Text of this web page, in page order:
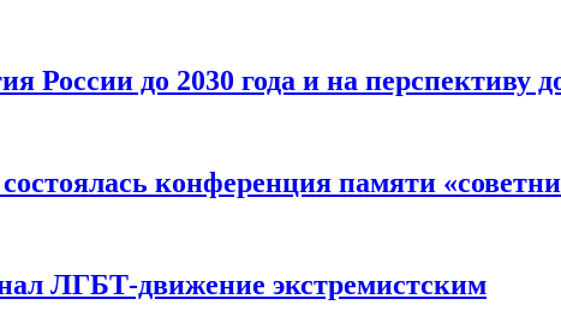
России до 2030 года и на перспективу
конференция памяти
ЛГБТ-движение экстремистским